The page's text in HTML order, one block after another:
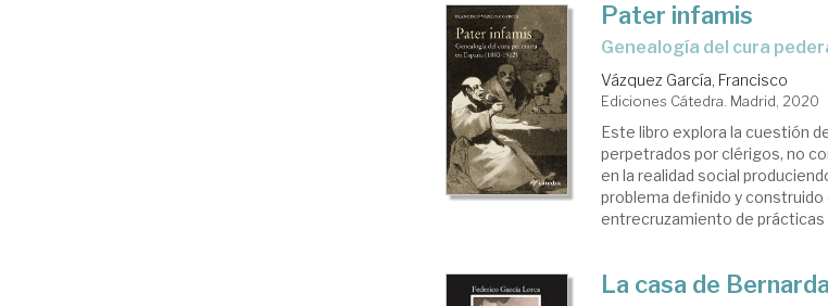
Pater infamis
genealogía del cura
Vázquez García, Francisco
Ediciones Cátedra. Madrid, 2020
Este libro explora la cuestión
perpetrados por clérigos, no
en la realidad social
problema definido y
entrecruzamiento de prácticas
La casa de